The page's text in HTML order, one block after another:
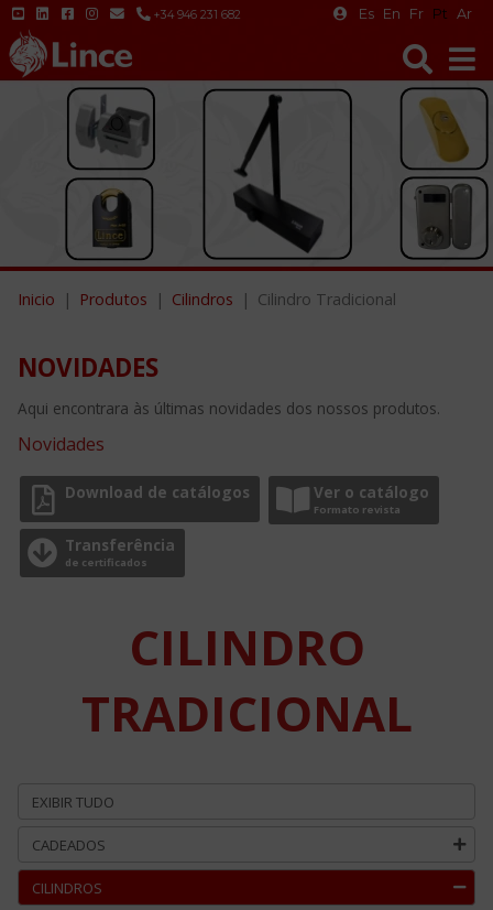
+34 946 231 682 Es En Fr Pt Ar
Inicio Produtos Cilindros Cilindro Tradicional
NOVIDADES
Aqui encontrara às últimas novidades dos nossos produtos.
Novidades
Download de catálogos Ver o catálogo
Formato revista
Transferência
de certificados
CILINDRO
TRADICIONAL
EXIBIR TUDO
CADEADOS
CILINDROS